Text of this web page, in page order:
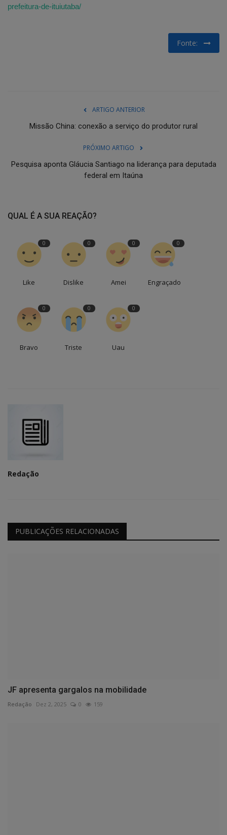
prefeitura-de-ituiutaba/
Fonte:
ARTIGO ANTERIOR
Missão China: conexão a serviço do produtor rural
PRÓXIMO ARTIGO
Pesquisa aponta Gláucia Santiago na liderança para deputada
federal em Itaúna
QUAL É A SUA REAÇÃO?
0
Like
0
Dislike
0
Amei
0
Engraçado
0
Bravo
0
Triste
0
Uau
Redação
PUBLICAÇÕES RELACIONADAS
JF apresenta gargalos na mobilidade
Redação Dez 2, 2025 0 159